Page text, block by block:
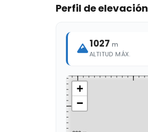
Perfil de elevación
1027 m
ALTITUD MÁX.
+
−